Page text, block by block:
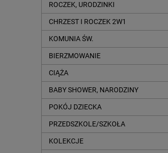
ROCZEK, URODZINKI
CHRZEST I ROCZEK 2W1
KOMUNIA ŚW.
BIERZMOWANIE
CIĄŻA
BABY SHOWER, NARODZINY
POKÓJ DZIECKA
PRZEDSZKOLE/SZKOŁA
KOLEKCJE